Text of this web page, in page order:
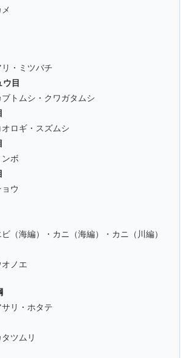
リ・ミツバチ
ウ目
ブトムシ・クワガタムシ
オロギ・スズムシ
ンボ
ウ
ビ（海編）・カニ（海編）・カニ（川編）
オノエ
サリ・ホタテ
タツムリ